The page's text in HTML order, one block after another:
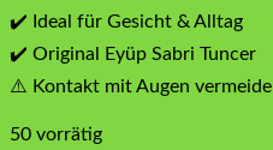
✔️ Ideal für Gesicht & Alltag
✔️ Original Eyüp Sabri Tuncer
⚠️ Kontakt mit Augen
50 vorrätig